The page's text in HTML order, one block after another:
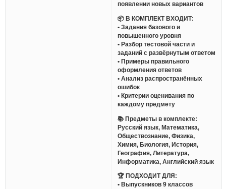
появлении новых вариантов
📦 В КОМПЛЕКТ ВХОДИТ:
• Задания базового и
повышенного уровня
• Разбор тестовой части и
заданий с развёрнутым ответом
• Примеры правильного
оформления ответов
• Анализ распространённых
ошибок
• Критерии оценивания по
каждому предмету
📚 Предметы в комплекте:
Русский язык, Математика,
Обществознание, Физика,
Химия, Биология, История,
География, Литература,
Информатика, Английский язык
🏆 ПОДХОДИТ ДЛЯ:
• Выпускников 9 классов